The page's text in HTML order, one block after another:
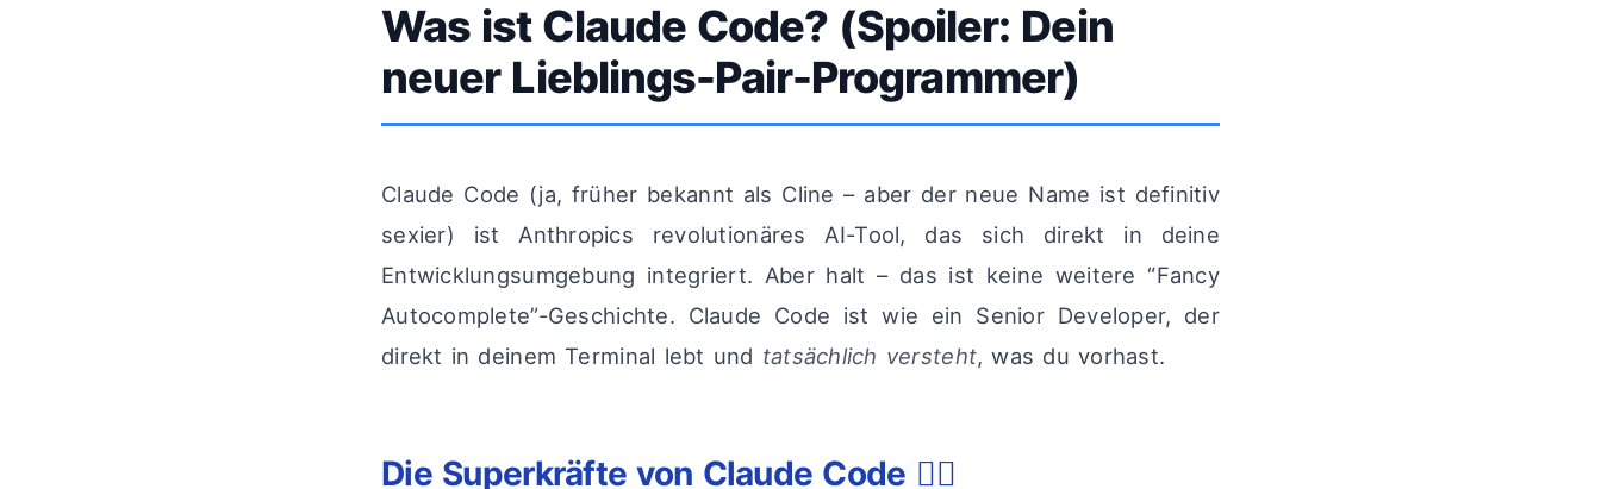
Was ist Claude Code? (Spoiler: Dein
neuer Lieblings-Pair-Programmer)
Claude Code (ja, früher bekannt als Cline – aber der neue Name ist definitiv
sexier) ist Anthropics revolutionäres AI-Tool, das sich direkt in deine
Entwicklungsumgebung integriert. Aber halt – das ist keine weitere “Fancy
Autocomplete”-Geschichte. Claude Code ist wie ein Senior Developer, der
direkt in deinem Terminal lebt und tatsächlich versteht, was du vorhast.
Die Superkräfte von Claude Code 🦸‍♂️